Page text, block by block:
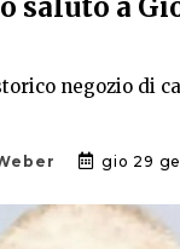
saluto a
negozio di
gio 29